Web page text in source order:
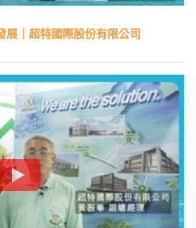
展｜超特國際股份有限公司